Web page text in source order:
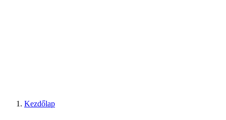
Kezdőlap